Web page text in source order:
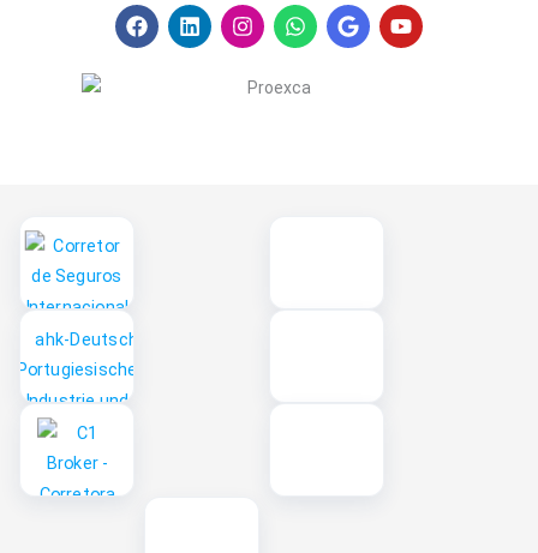
F
a
L
i
I
n
t
a
W
h
t
s
G
o
Y
o